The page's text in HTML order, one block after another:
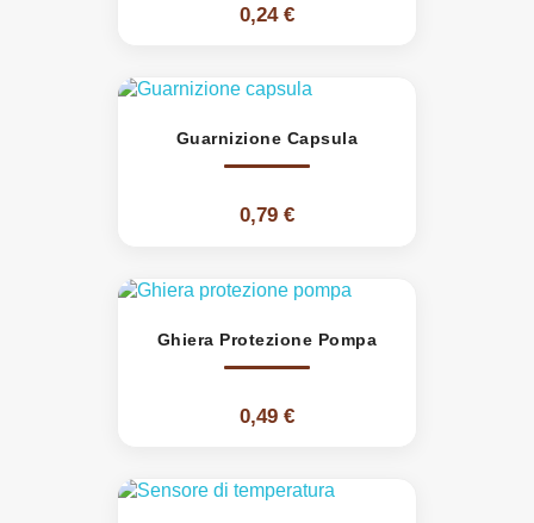
0,24 €
Guarnizione Capsula
0,79 €
Ghiera Protezione Pompa
0,49 €